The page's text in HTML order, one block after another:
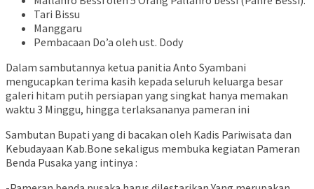
Tari Bissu
Manggaru
Pembacaan Do’a oleh ust. Dody
Dalam sambutannya ketua panitia Anto Syambani
mengucapkan terima kasih kepada seluruh keluarga besar
galeri hitam putih persiapan yang singkat hanya memakan
waktu 3 Minggu, hingga terlaksananya pameran ini
Sambutan Bupati yang di bacakan oleh Kadis Pariwisata dan
Kebudayaan Kab.Bone sekaligus membuka kegiatan Pameran
Benda Pusaka yang intinya :